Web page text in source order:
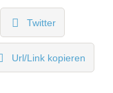
Twitter
Url/Link kopieren